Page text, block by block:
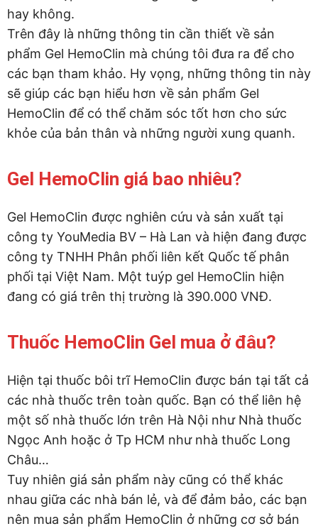
hay không.
Trên đây là những thông tin cần thiết về sản
phẩm Gel HemoClin mà chúng tôi đưa ra để cho
các bạn tham khảo. Hy vọng, những thông tin này
sẽ giúp các bạn hiểu hơn về sản phẩm Gel
HemoClin để có thể chăm sóc tốt hơn cho sức
khỏe của bản thân và những người xung quanh.
Gel HemoClin giá bao nhiêu?
Gel HemoClin được nghiên cứu và sản xuất tại
công ty YouMedia BV – Hà Lan và hiện đang được
công ty TNHH Phân phối liên kết Quốc tế phân
phối tại Việt Nam. Một tuýp gel HemoClin hiện
đang có giá trên thị trường là 390.000 VNĐ.
Thuốc HemoClin Gel mua ở đâu?
Hiện tại thuốc bôi trĩ HemoClin được bán tại tất cả
các nhà thuốc trên toàn quốc. Bạn có thể liên hệ
một số nhà thuốc lớn trên Hà Nội như Nhà thuốc
Ngọc Anh hoặc ở Tp HCM như nhà thuốc Long
Châu…
Tuy nhiên giá sản phẩm này cũng có thể khác
nhau giữa các nhà bán lẻ, và để đảm bảo, các bạn
nên mua sản phẩm HemoClin ở những cơ sở bán